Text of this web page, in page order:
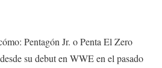
Pentagón Jr. o Penta El Zero
su debut en WWE en el pasado